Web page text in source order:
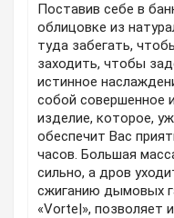
Поставив себе в
облицовке из
туда забегать,
заходить, чтобы
истинное
собой совершенное
изделие, которое,
обеспечит Вас
часов. Большая
сильно, а дров
сжиганию дымовых
«Vorte|», позволяет